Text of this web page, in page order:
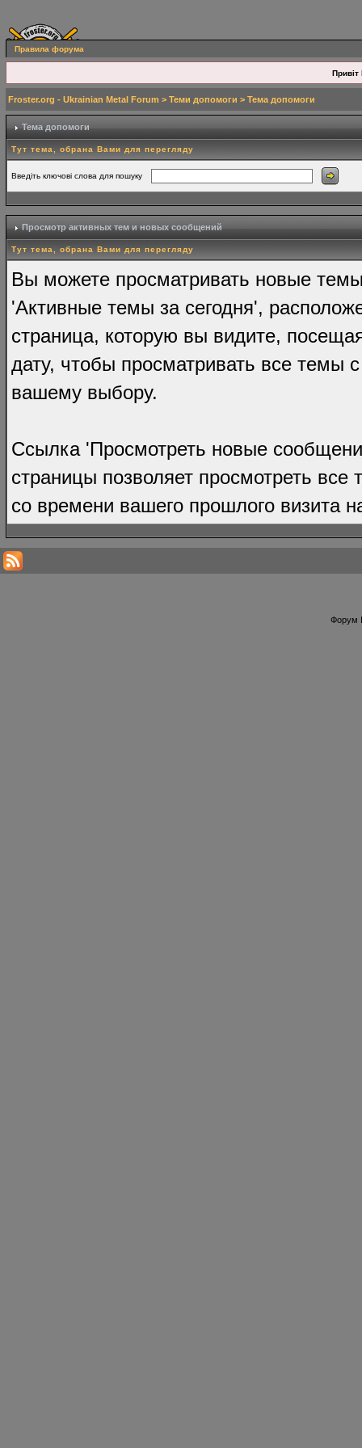
Правила форума
Привіт
Froster.org - Ukrainian Metal Forum > Теми допомоги > Тема допомоги
Тема допомоги
Тут тема, обрана Вами для перегляду
Введіть ключові слова для пошуку
Просмотр активных тем и новых сообщений
Тут тема, обрана Вами для перегляду
Вы можете просматривать новые
'Активные темы за сегодня',
страница, которую вы видите,
дату, чтобы просматривать все темы
вашему выбору.
Ссылка 'Просмотреть новые
страницы позволяет просмотреть
со времени вашего прошлого визита
Форум